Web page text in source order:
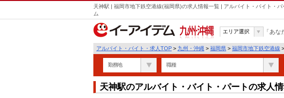
天神駅 | 福岡市地下鉄空港線(福岡県)の求人情報一覧 | アルバイト・バイト・
ム
九州・沖縄
エリア選択 「あ
アルバイト・バイト・求人TOP > 九州・沖縄 > 福岡県 > 福岡市地下鉄空港線
勤務地 職種
天神駅のアルバイト・バイト・パートの求人